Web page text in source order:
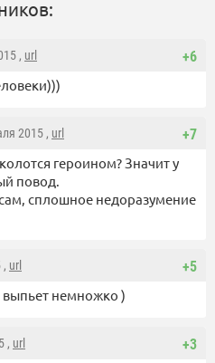
+6
, url
+7
2015 , url
героином? Значит у
повод.
сплошное недоразумение
+5
, url
выпьет немножко )
+3
, url